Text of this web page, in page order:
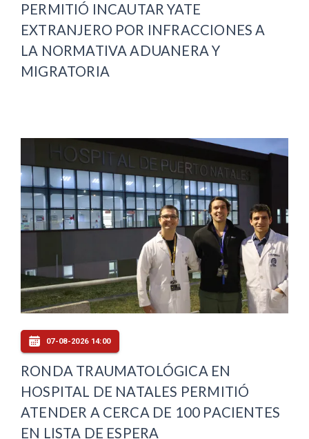
PERMITIÓ INCAUTAR YATE
EXTRANJERO POR INFRACCIONES A
LA NORMATIVA ADUANERA Y
MIGRATORIA
07-08-2026 14:00
RONDA TRAUMATOLÓGICA EN
HOSPITAL DE NATALES PERMITIÓ
ATENDER A CERCA DE 100 PACIENTES
EN LISTA DE ESPERA